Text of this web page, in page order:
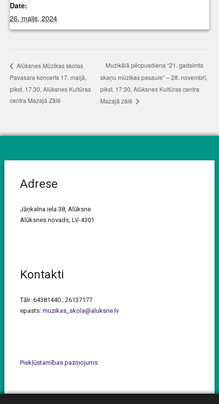
Date:
26. maijs, 2024
Alūksnes Mūzikas skolas
Pavasara koncerts 17. maijā,
plkst. 17.30, Alūksnes Kultūras
centra Mazajā Zālē
Muzikālā pēcpusdiena “21. gadsimta
skaņu mūzikas pasaule” – 28. novembrī,
plkst. 17:30, Alūksnes Kultūras centra
Mazajā zālē
Adrese
Jāņkalna iela 38, Alūksne
Alūksnes novads, LV-4301
Kontakti
Tālr: 64381440 ; 26137177
epasts: muzikas_skola@aluksne.lv
Piekļūstamības paziņojums